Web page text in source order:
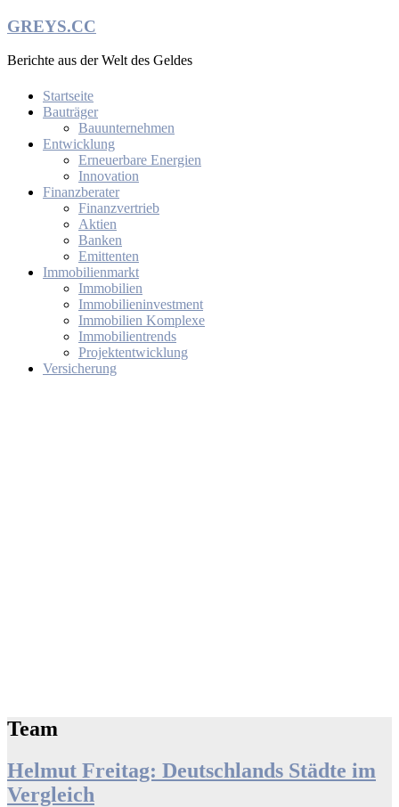
Zum
springen
GREYS.CC
Berichte aus der Welt des Geldes
Startseite
Bauträger
Bauunternehmen
Entwicklung
Erneuerbare Energien
Innovation
Finanzberater
Finanzvertrieb
Aktien
Banken
Emittenten
Immobilienmarkt
Immobilien
Immobilieninvestment
Immobilien Komplexe
Immobilientrends
Projektentwicklung
Versicherung
Team
Helmut Freitag: Deutschlands Städte im
Vergleich